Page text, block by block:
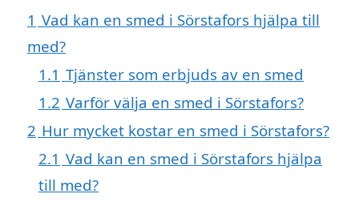
1 Vad kan en smed i Sörstafors hjälpa till
med?
1.1 Tjänster som erbjuds av en smed
1.2 Varför välja en smed i Sörstafors?
2 Hur mycket kostar en smed i Sörstafors?
2.1 Vad kan en smed i Sörstafors hjälpa
till med?